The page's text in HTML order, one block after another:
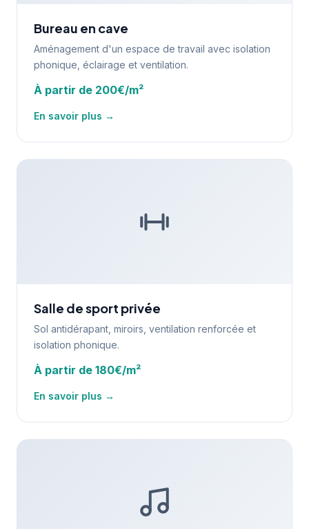
Bureau en cave
Aménagement d'un espace de travail avec isolation
phonique, éclairage et ventilation.
À partir de 200€/m²
En savoir plus →
Salle de sport privée
Sol antidérapant, miroirs, ventilation renforcée et
isolation phonique.
À partir de 180€/m²
En savoir plus →